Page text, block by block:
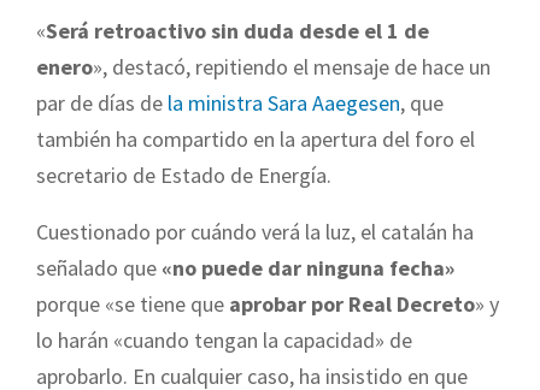
«Será retroactivo sin duda desde el 1 de
enero», destacó, repitiendo el mensaje de hace un
par de días de la ministra Sara Aaegesen, que
también ha compartido en la apertura del foro el
secretario de Estado de Energía.
Cuestionado por cuándo verá la luz, el catalán ha
señalado que «no puede dar ninguna fecha»
porque «se tiene que aprobar por Real Decreto» y
lo harán «cuando tengan la capacidad» de
aprobarlo. En cualquier caso, ha insistido en que